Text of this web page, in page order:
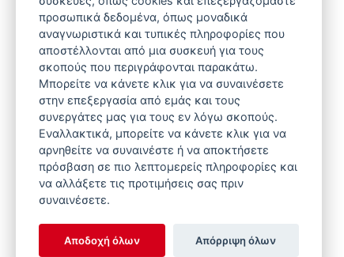
Συστήματα Ταΐσματος
Υδροδοσία
Συστήματα Φωλιάς
Θέρμανση
Εξαερισμός
Συστήματα Ζύγισης
Ελεγκτές & Πίνακες Ελέγχου
προσωπικά δεδομένα, όπως μοναδικά
αναγνωριστικά και τυπικές πληροφορίες που
αποστέλλονται από μια συσκευή για τους
σκοπούς που περιγράφονται παρακάτω.
Μπορείτε να κάνετε κλικ για να συναινέσετε
στην επεξεργασία από εμάς και τους
συνεργάτες μας για τους εν λόγω σκοπούς.
Εναλλακτικά, μπορείτε να κάνετε κλικ για να
αρνηθείτε να συναινέστε ή να αποκτήσετε
πρόσβαση σε πιο λεπτομερείς πληροφορίες και
να αλλάξετε τις προτιμήσεις σας πριν
συναινέσετε.
Αποδοχή όλων Απόρριψη όλων